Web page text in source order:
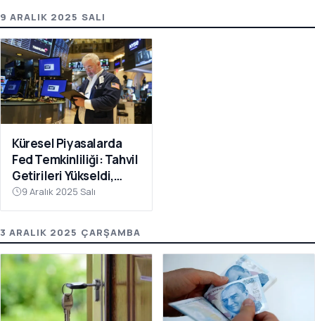
9 ARALIK 2025 SALI
Küresel Piyasalarda
Fed Temkinliliği: Tahvil
Getirileri Yükseldi,
Riskli Varlıklarda
Bekleyiş Hakim
9 Aralık 2025 Salı
3 ARALIK 2025 ÇARŞAMBA